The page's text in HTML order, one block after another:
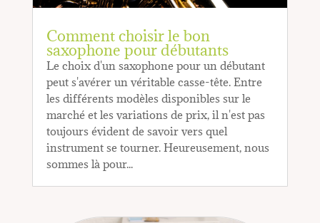
Comment choisir le bon
saxophone pour débutants
Le choix d'un saxophone pour un débutant
peut s'avérer un véritable casse-tête. Entre
les différents modèles disponibles sur le
marché et les variations de prix, il n'est pas
toujours évident de savoir vers quel
instrument se tourner. Heureusement, nous
sommes là pour...